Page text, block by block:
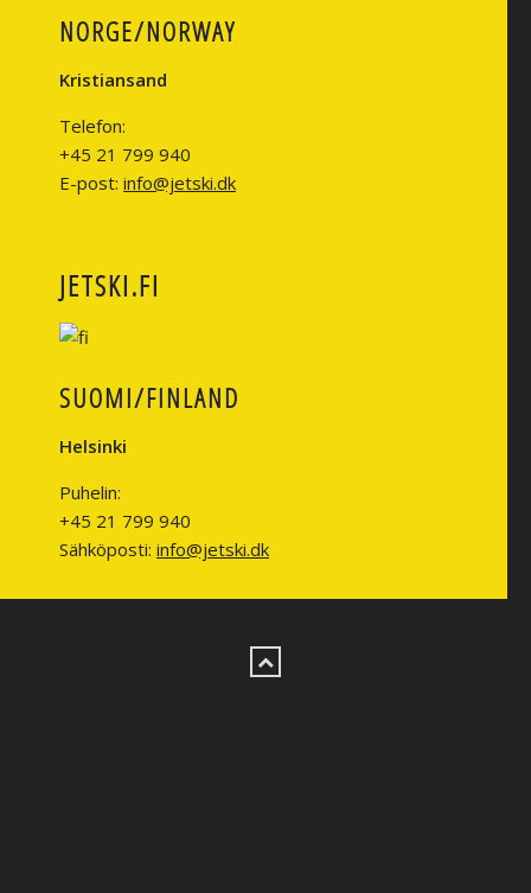
NORGE/NORWAY
Kristiansand
Telefon:
+45 21 799 940
E-post: info@jetski.dk
JETSKI.FI
SUOMI/FINLAND
Helsinki
Puhelin:
+45 21 799 940
Sähköposti: info@jetski.dk